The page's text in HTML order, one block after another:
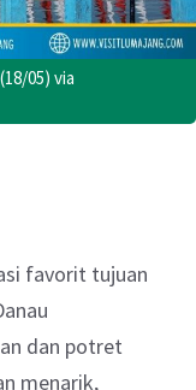
05) via
favorit tujuan
dan potret
menarik,